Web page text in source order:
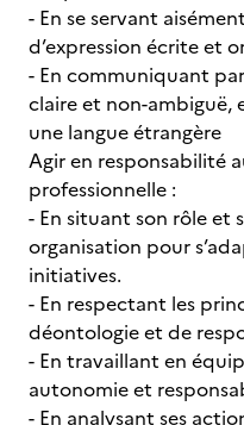
- En se servant
d’expression écrite et
- En communiquant
claire et non-ambiguë,
une langue étrangère
Agir en responsabilité
professionnelle :
- En situant son rôle et
organisation pour
initiatives.
- En respectant les
déontologie et de
- En travaillant en
autonomie et
- En analysant ses